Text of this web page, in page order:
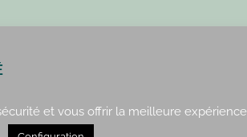
et vous offrir la meilleure expérience